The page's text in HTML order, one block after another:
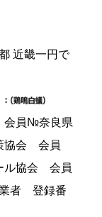
近畿一円で
会員№奈良県
協会 会員
ル協会 会員
者 登録番